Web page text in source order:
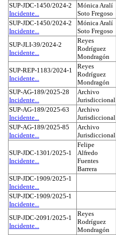
SUP-JDC-1450/2024-2
Incidente...
Mónica Aralí
Soto Fregoso
SUP-JDC-1450/2024-2
Incidente...
Mónica Aralí
Soto Fregoso
SUP-JLI-39/2024-2
Incidente...
Reyes
Rodríguez
Mondragón
SUP-REP-1183/2024-1
Incidente...
Reyes
Rodríguez
Mondragón
SUP-AG-189/2025-28
Incidente...
Archivo
Jurisdiccional
SUP-AG-189/2025-63
Incidente...
Archivo
Jurisdiccional
SUP-AG-189/2025-85
Incidente...
Archivo
Jurisdiccional
SUP-JDC-1301/2025-1
Incidente...
Felipe
Alfredo
Fuentes
Barrera
SUP-JDC-1909/2025-1
Incidente...
SUP-JDC-1909/2025-1
Incidente...
SUP-JDC-2091/2025-1
Incidente...
Reyes
Rodríguez
Mondragón